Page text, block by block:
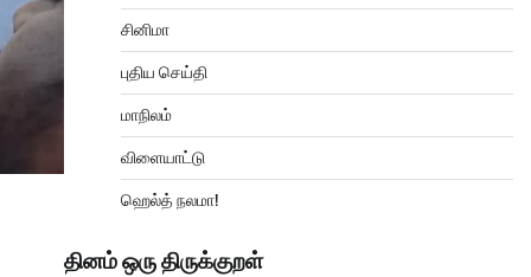
சினிமா
புதிய செய்தி
மாநிலம்
விளையாட்டு
ஹெல்த் நலமா!
தினம் ஒரு திருக்குறள்